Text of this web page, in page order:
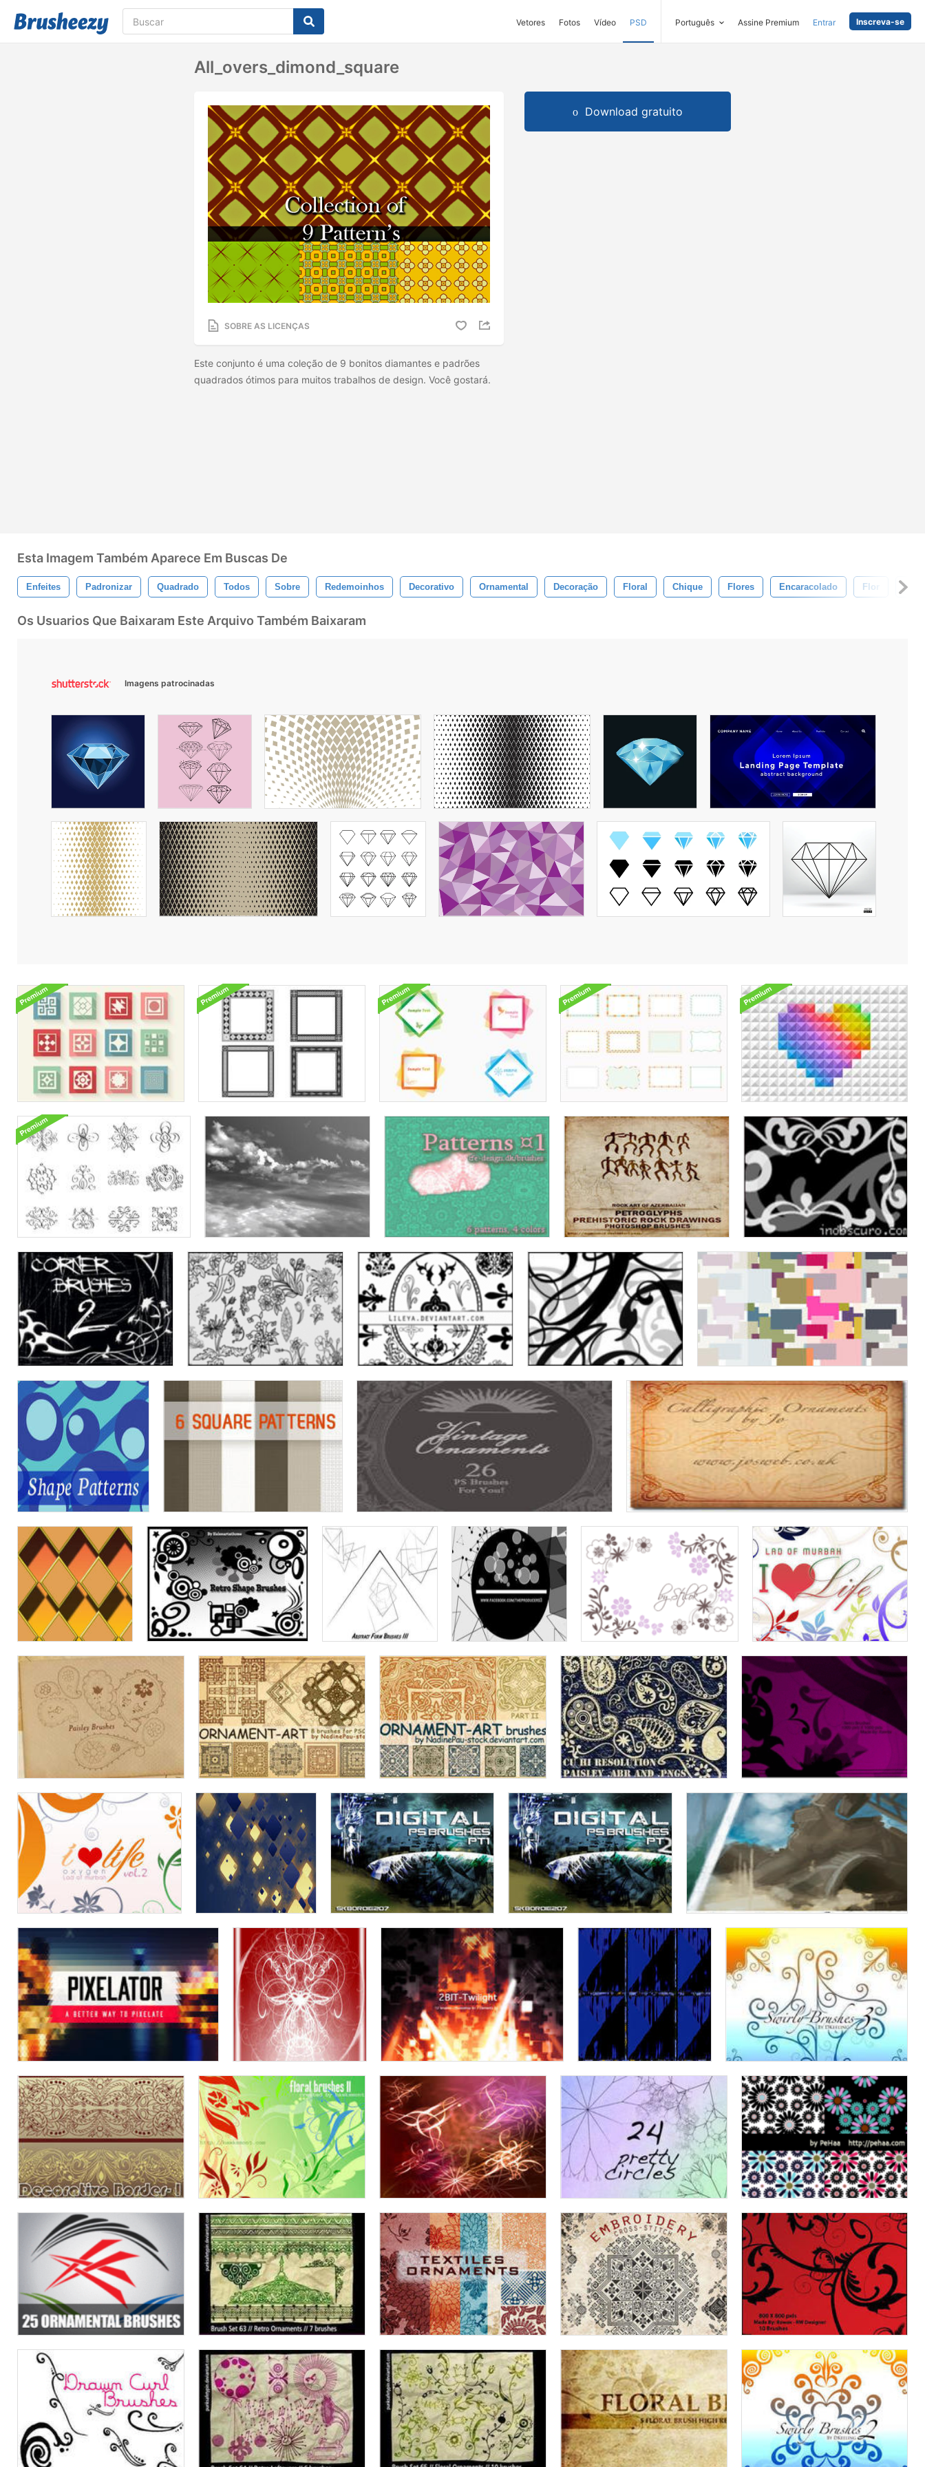
Vetores Fotos Vídeo PSD Português Assine Premium Entrar Inscreva-se
All_overs_dimond_square
SOBRE AS LICENÇAS
Este conjunto é uma coleção de 9 bonitos diamantes e padrões
quadrados ótimos para muitos trabalhos de design. Você gostará.
Download gratuito
Esta Imagem Também Aparece Em Buscas De
Enfeites Padronizar Quadrado Todos Sobre Redemoinhos Decorativo Ornamental Decoração Floral Chique Flores Encaracolado Flor
Os Usuarios Que Baixaram Este Arquivo Também Baixaram
Imagens patrocinadas